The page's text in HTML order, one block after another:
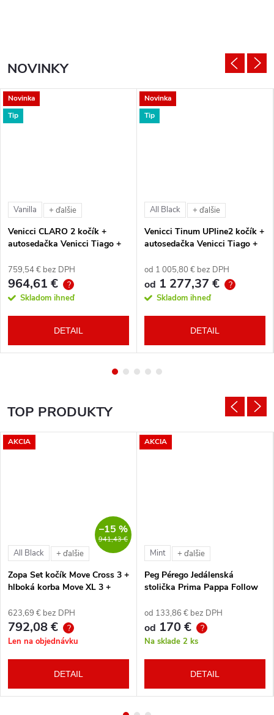
NOVINKY
Novinka
Tip
Vanilla + ďalšie
Venicci CLARO 2 kočík +
autosedačka Venicci Tiago +
759,54 € bez DPH
964,61 € ?
Skladom ihneď
DETAIL
Novinka
Tip
All Black + ďalšie
Venicci Tinum UPline2 kočík +
autosedačka Venicci Tiago +
od 1 005,80 € bez DPH
od 1 277,37 € ?
Skladom ihneď
DETAIL
TOP PRODUKTY
AKCIA
941,43 €
–15 %
All Black + ďalšie
Zopa Set kočík Move Cross 3 +
hlboká korba Move XL 3 +
vlastného výberu + báza
623,69 € bez DPH
792,08 € ?
Len na objednávku
DETAIL
AKCIA
Mint + ďalšie
Peg Pérego Jedálenská
stolička Prima Pappa Follow
od 133,86 € bez DPH
od 170 € ?
Na sklade 2 ks
DETAIL